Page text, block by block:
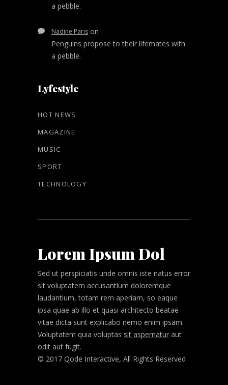
a pebble.
Nadine Paris on
Penguins propose to their lifemates with
a pebble.
Lyfestyle
HOT NEWS
MAGAZINE
MUSIC
SPORT
TECHNOLOGY
Lorem Ipsum Dol
Sed ut perspiciatis unde omnis iste natus error
sit voluptatem accusantium doloremque
laudantium, totam rem aperiam, so eaque
ipsa quae ab illo et quasi architecto beatae
vitae dicta sunt explicabo nemo enim ipsam.
Voluptatem quia voluptas sit aspernatur aut
odit aut fugit.
© 2017 Qode Interactive, All Rights Reserved